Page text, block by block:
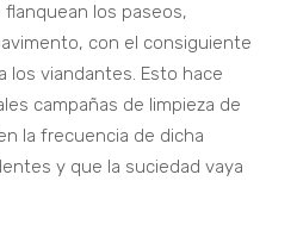
los paseos,
con el consiguiente
los viandantes. Esto hace
campañas de limpieza de
la frecuencia de dicha
y que la suciedad vaya